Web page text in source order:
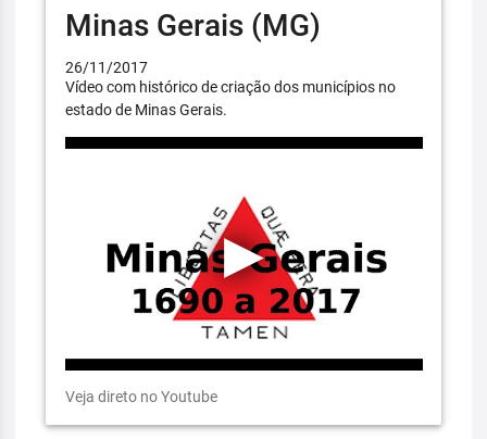
Minas Gerais (MG)
26/11/2017
Vídeo com histórico de criação dos municípios no
estado de Minas Gerais.
Veja direto no Youtube